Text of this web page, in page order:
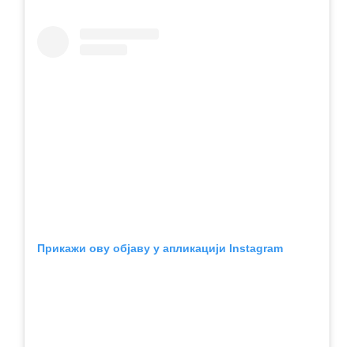
Прикажи ову објаву у апликацији Instagram